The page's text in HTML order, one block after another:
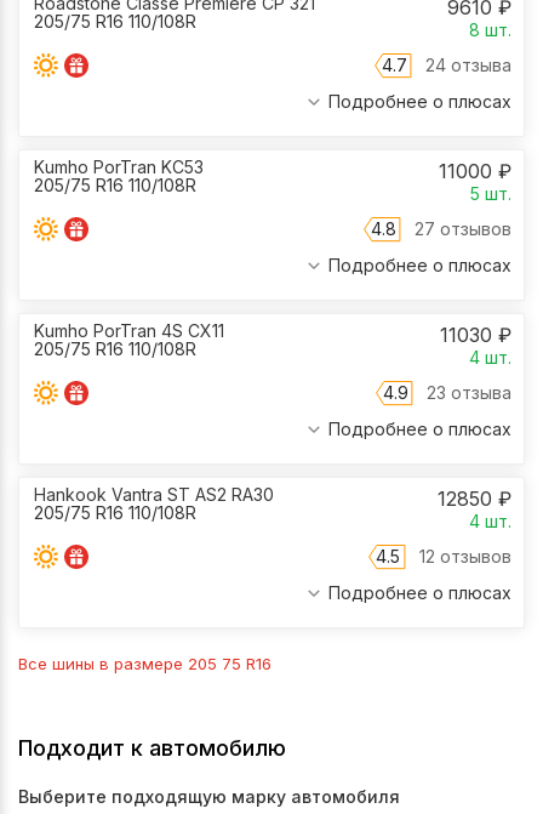
205/75 R16 110/108R
9610 ₽
8 шт.
4.7
24 отзыва
Подробнее о плюсах
Kumho PorTran KC53
205/75 R16 110/108R
11000 ₽
5 шт.
4.8
27 отзывов
Подробнее о плюсах
Kumho PorTran 4S CX11
205/75 R16 110/108R
11030 ₽
4 шт.
4.9
23 отзыва
Подробнее о плюсах
Hankook Vantra ST AS2 RA30
205/75 R16 110/108R
12850 ₽
4 шт.
4.5
12 отзывов
Подробнее о плюсах
Все шины в размере 205 75 R16
Подходит к автомобилю
Выберите подходящую марку автомобиля